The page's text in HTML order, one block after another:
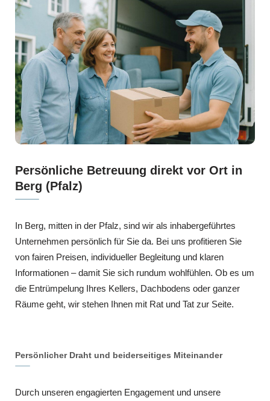
Persönliche Betreuung direkt vor Ort in
Berg (Pfalz)
In Berg, mitten in der Pfalz, sind wir als inhabergeführtes
Unternehmen persönlich für Sie da. Bei uns profitieren Sie
von fairen Preisen, individueller Begleitung und klaren
Informationen – damit Sie sich rundum wohlfühlen. Ob es um
die Entrümpelung Ihres Kellers, Dachbodens oder ganzer
Räume geht, wir stehen Ihnen mit Rat und Tat zur Seite.
Persönlicher Draht und beiderseitiges Miteinander
Durch unseren engagierten Engagement und unsere